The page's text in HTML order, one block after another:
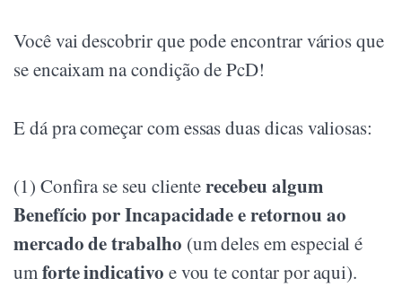
Você vai descobrir que pode encontrar vários que
se encaixam na condição de PcD!
E dá pra começar com essas duas dicas valiosas:
(1) Confira se seu clienterecebeu algum
Benefício por Incapacidade e retornou ao
mercado de trabalho (um deles em especial é
umforte indicativo e vou te contar por aqui).